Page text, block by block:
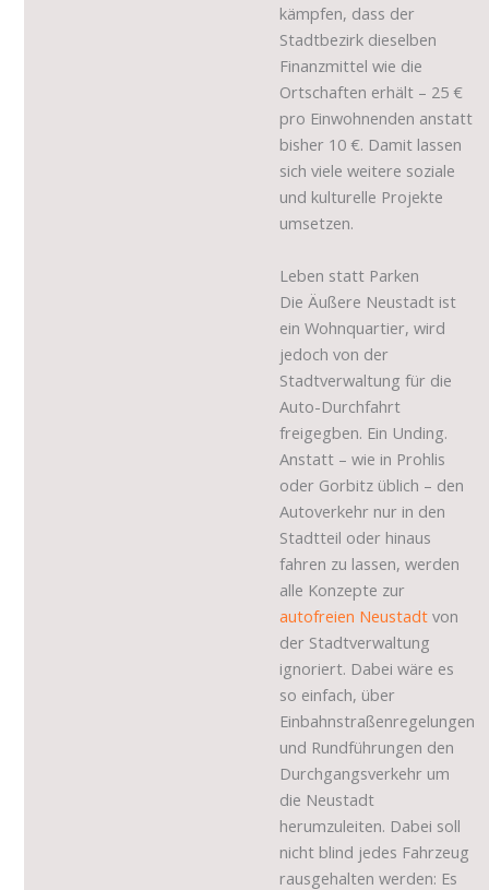
kämpfen, dass der
Stadtbezirk dieselben
Finanzmittel wie die
Ortschaften erhält – 25 €
pro Einwohnenden anstatt
bisher 10 €. Damit lassen
sich viele weitere soziale
und kulturelle Projekte
umsetzen.
Leben statt Parken
Die Äußere Neustadt ist
ein Wohnquartier, wird
jedoch von der
Stadtverwaltung für die
Auto-Durchfahrt
freigegben. Ein Unding.
Anstatt – wie in Prohlis
oder Gorbitz üblich – den
Autoverkehr nur in den
Stadtteil oder hinaus
fahren zu lassen, werden
alle Konzepte zur
autofreien Neustadt von
der Stadtverwaltung
ignoriert. Dabei wäre es
so einfach, über
Einbahnstraßenregelungen
und Rundführungen den
Durchgangsverkehr um
die Neustadt
herumzuleiten. Dabei soll
nicht blind jedes Fahrzeug
rausgehalten werden: Es